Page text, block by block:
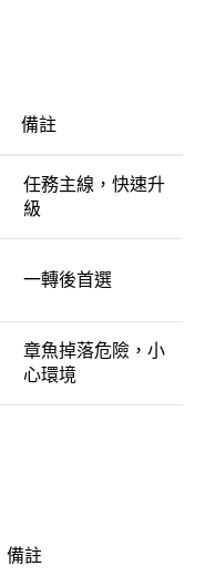
備註
任務主線， 快速升
級
一轉後首選
章魚掉落危險， 小
心環境
備註